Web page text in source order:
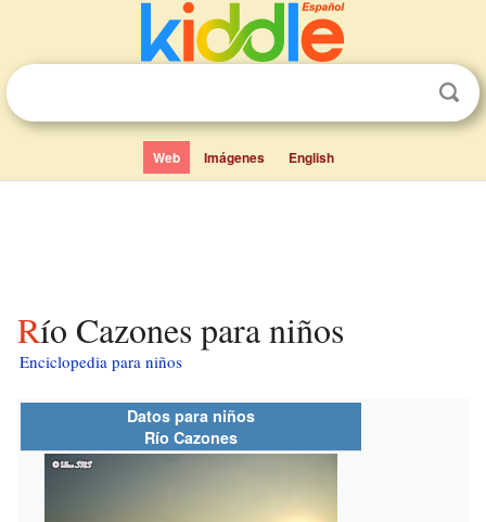
Web Imágenes English
Río Cazones para niños
Enciclopedia para niños
Datos para niños
Río Cazones